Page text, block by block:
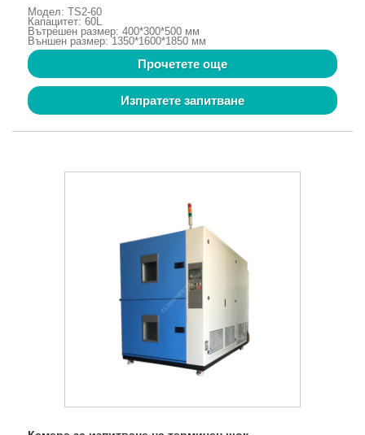
Модел: TS2-60
Капацитет: 60L
Вътрешен размер: 400*300*500 мм
Външен размер: 1350*1600*1850 мм
Прочетете още
Изпратете запитване